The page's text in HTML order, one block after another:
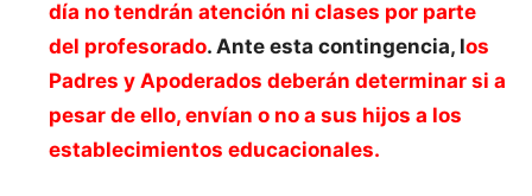
día no tendrán atención ni clases por parte
del profesorado. Ante esta contingencia, los
Padres y Apoderados deberán determinar si a
pesar de ello, envían o no a sus hijos a los
establecimientos educacionales.